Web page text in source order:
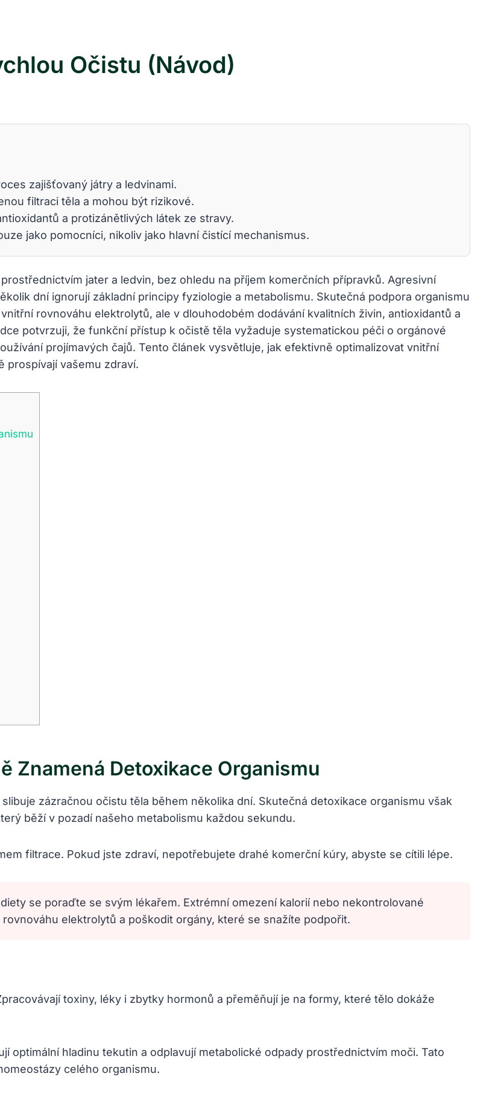
Očistu (Návod)
zajišťovaný játry a ledvinami.
filtraci těla a mohou být rizikové.
a protizánětlivých látek ze stravy.
jako pomocníci, nikoliv jako hlavní čistící mechanismus.
jater a ledvin, bez ohledu na příjem komerčních přípravků. Agresivní
dní ignorují základní principy fyziologie a metabolismu. Skutečná podpora organismu
rovnováhu elektrolytů, ale v dlouhodobém dodávání kvalitních živin, antioxidantů a
potvrzuji, že funkční přístup k očistě těla vyžaduje systematickou péči o orgánové
projímavých čajů. Tento článek vysvětluje, jak efektivně optimalizovat vnitřní
prospívají vašemu zdraví.
Znamená Detoxikace Organismu
zázračnou očistu těla během několika dní. Skutečná detoxikace organismu však
běží v pozadí našeho metabolismu každou sekundu.
filtrace. Pokud jste zdraví, nepotřebujete drahé komerční kúry, abyste se cítili lépe.
se poraďte se svým lékařem. Extrémní omezení kalorií nebo nekontrolované
elektrolytů a poškodit orgány, které se snažíte podpořit.
toxiny, léky i zbytky hormonů a přeměňují je na formy, které tělo dokáže
optimální hladinu tekutin a odplavují metabolické odpady prostřednictvím moči. Tato
celého organismu.